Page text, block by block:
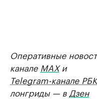
Оперативные
канале MAXи
Telegram-канале
лонгриды — в Дзен